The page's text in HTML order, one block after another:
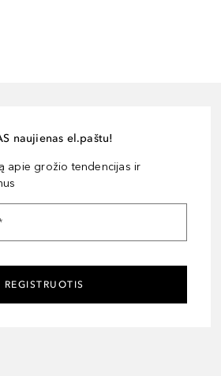
naujienas el.paštu!
apie grožio tendencijas ir
REGISTRUOTIS